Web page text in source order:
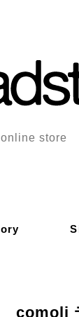
store
comoli